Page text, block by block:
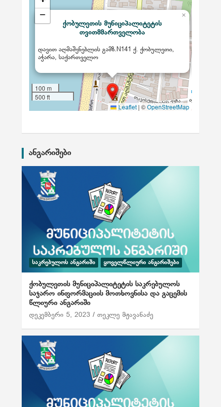
ქობულეთის მუნიციპალიტეტის
თვითმმართველობა
დავით აღმაშენებლის გამზ.N141 ქ. ქობულეთი,
აჭარა, საქართველო
×
−
100 m
500 ft
Leaflet | © OpenStreetMap
ანგარიშები
ᲡᲐᲙᲠᲔᲑᲣᲚᲝᲡ ᲐᲜᲒᲐᲠᲘᲨᲘ ᲧᲝᲕᲔᲚᲬᲚᲘᲣᲠᲘ ᲐᲜᲒᲐᲠᲘᲨᲔᲑᲘ
ქობულეთის მუნიციპალიტეტის საკრებულოს
საჯარო ინფორმაციის მოთხოვნისა და გაცემის
წლიური ანგარიში
დეკემბერი 5, 2023 თეკლე მჟავანაძე